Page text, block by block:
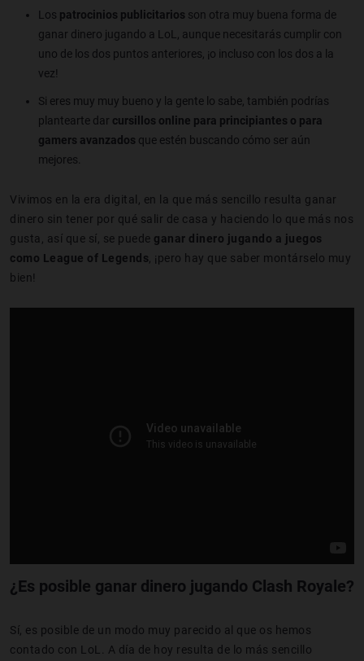
Los patrocinios publicitarios son otra muy buena forma de
ganar dinero jugando a LoL, aunque necesitarás cumplir con
uno de los dos puntos anteriores, ¡o incluso con los dos a la
vez!
Si eres muy muy bueno y la gente lo sabe, también podrías
plantearte dar cursillos online para principiantes o para
gamers avanzados que estén buscando cómo ser aún
mejores.
Vivimos en la era digital, en la que más sencillo resulta ganar
dinero sin tener por qué salir de casa y haciendo lo que más nos
gusta, así que sí, se puede ganar dinero jugando a juegos
como League of Legends , ¡pero hay que saber montárselo muy
bien!
¿Es posible ganar dinero jugando Clash Royale?
Sí, es posible de un modo muy parecido al que os hemos
contado con LoL. A día de hoy resulta de lo más sencillo